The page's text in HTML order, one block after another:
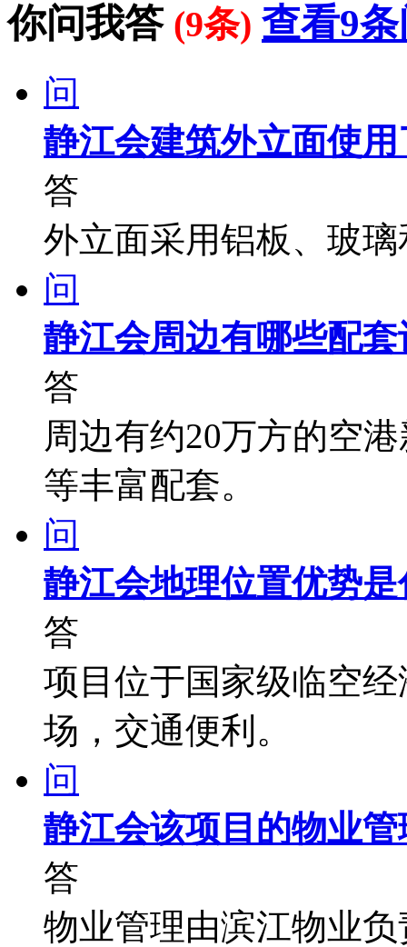
你问我答 (9条) 查看9
问
静江会建筑外立面使
答
外立面采用铝板、玻
问
静江会周边有哪些配
答
周边有约20万方的空
等丰富配套。
问
静江会地理位置优势
答
项目位于国家级临空
场，交通便利。
问
静江会该项目的物业
答
物业管理由滨江物业